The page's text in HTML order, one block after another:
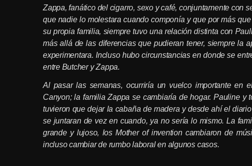
Zappa, fanático del cigarro, sexo y café, conjuntamente con
que nadie lo molestara cuando componía y que pormásque
su propia familia, siempre tuvo una relación distinta con
másallá de las diferencias que pudieran tener, siempre la
experimentara. Incluso hubo circunstancias en donde se
entre Butcher y Zappa.
Al pasar las semanas, ocurriría un vuelco importante en
Canyon; la familia Zappa se cambiaría de hogar. Pauline y
tuvieron que dejar la cabaña de madera y desde ahí el
se juntaran de vez en cuando, ya no sería lo mismo. La
grande y lujoso, los Mother of invention cambiaron de
incluso cambiar de rumbo laboral en algunos casos.